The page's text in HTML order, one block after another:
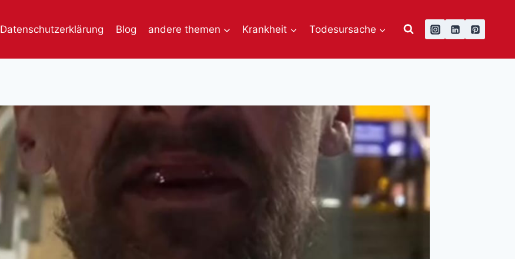
Datenschutzerklärung Blog andere themen Krankheit Todesursache